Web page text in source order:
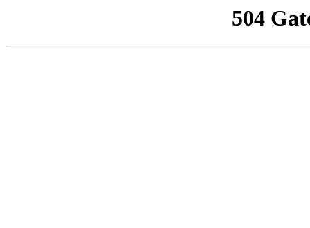
504